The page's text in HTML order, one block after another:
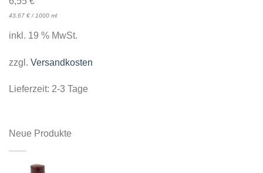
43,67 € / 1000 ml
inkl. 19 % MwSt.
zzgl. Versandkosten
Lieferzeit: 2-3 Tage
Neue Produkte